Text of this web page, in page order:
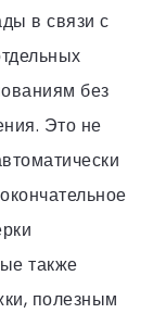
в связи с
без
Это не
также
полезным